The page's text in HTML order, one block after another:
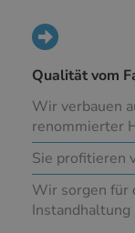
Qualität vom
Wir verbauen
renommierter
Sie profitieren
Wir sorgen für
Instandhaltung